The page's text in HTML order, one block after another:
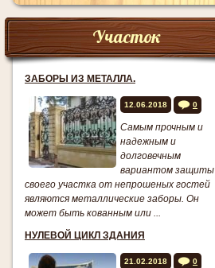
Участок
ЗАБОРЫ ИЗ МЕТАЛЛА.
12.06.2018 0
Самым прочным и
надежным и
долговечным
вариантом защиты
своего участка от непрошеных гостей
являются металлические заборы. Он
может быть кованным или ...
НУЛЕВОЙ ЦИКЛ ЗДАНИЯ
21.02.2018 0